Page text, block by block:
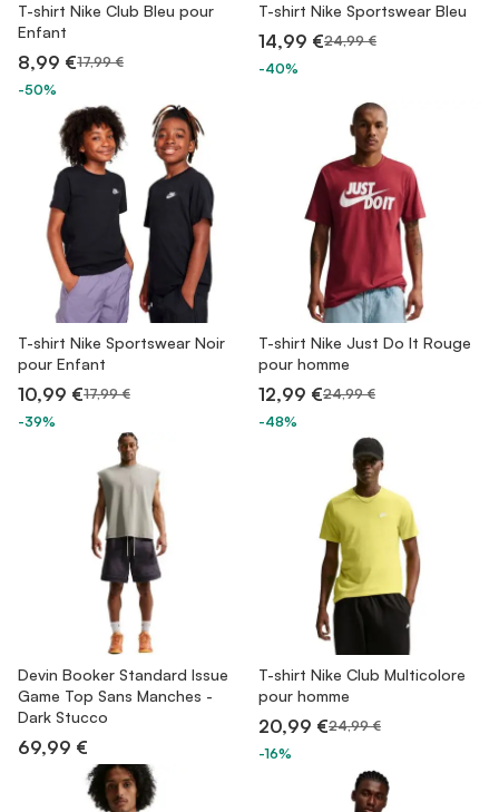
T-shirt Nike Club Bleu pour
Enfant
8,99 €17,99 €
-50%
T-shirt Nike Sportswear Bleu
14,99 €24,99 €
-40%
T-shirt Nike Sportswear Noir
pour Enfant
10,99 €17,99 €
-39%
T-shirt Nike Just Do It Rouge
pour homme
12,99 €24,99 €
-48%
Devin Booker Standard Issue
Game Top Sans Manches -
Dark Stucco
69,99 €
T-shirt Nike Club Multicolore
pour homme
20,99 €24,99 €
-16%